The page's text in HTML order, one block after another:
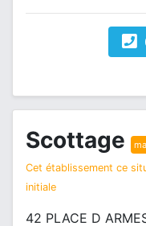
Scottage
Cet établissement ce
initiale
42 PLACE D